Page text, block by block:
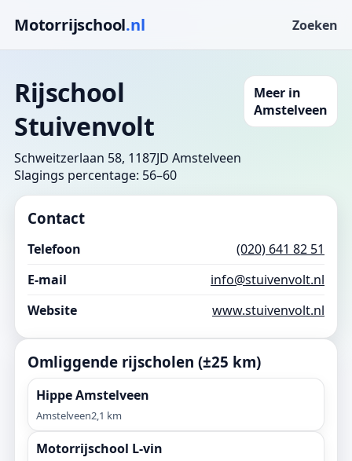
Motorrijschool.nl Zoeken
Rijschool
Stuivenvolt
Schweitzerlaan 58, 1187JD Amstelveen
Slagings percentage: 56–60
Meer in
Amstelveen
Contact
Telefoon
(020) 641 82 51
E-mail
info@stuivenvolt.nl
Website
www.stuivenvolt.nl
Omliggende rijscholen (±25 km)
Hippe Amstelveen
Amstelveen2,1 km
Motorrijschool L-vin